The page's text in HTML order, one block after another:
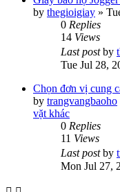
by thegioigiay »
0 Replies
14 Views
Last postby
Tue Jul 28,
Chọn đơn vị cung
by trangvangbaoho
vặt khác
0 Replies
11 Views
Last postby
Mon Jul 27,